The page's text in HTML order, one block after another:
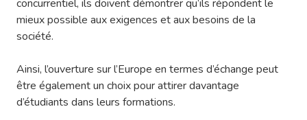
concurrentiel, ils doivent démontrer qu’ils répondent le
mieux possible aux exigences et aux besoins de la
société.
Ainsi, l’ouverture sur l’Europe en termes d’échange peut
être également un choix pour attirer davantage
d’étudiants dans leurs formations.